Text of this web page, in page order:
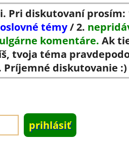
Pri diskutovaní prosím:
témy/ 2.
komentáre. Ak
tvoja téma
Príjemné diskutovanie :)